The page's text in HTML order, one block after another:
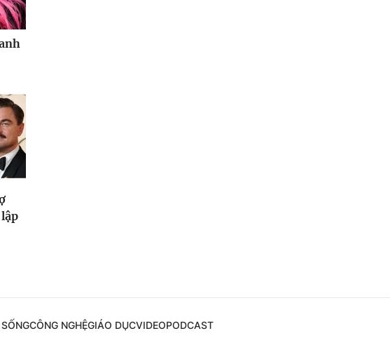
CÔNG NGHỆGIÁO DỤCVIDEOPODCAST